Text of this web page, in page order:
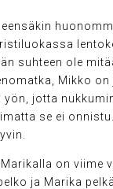
suhteen ole
Mikko
yön, jotta
se ei
on viime
ja Marika